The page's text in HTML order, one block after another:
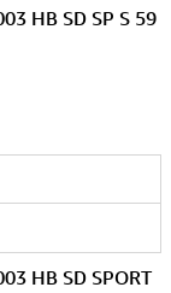
HB SD SP S 59
HB SD SPORT